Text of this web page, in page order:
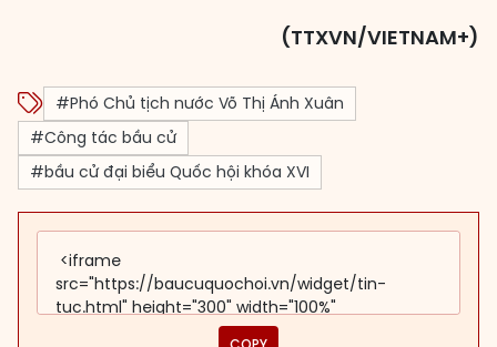
(TTXVN/VIETNAM+)
#Phó Chủ tịch nước Võ Thị Ánh Xuân
#Công tác bầu cử
#bầu cử đại biểu Quốc hội khóa XVI